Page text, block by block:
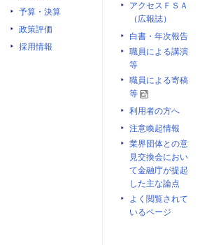
予算・決算
政策評価
採用情報
アクセスＦＳＡ
（広報誌）
白書・年次報告
職員による講演
等
職員による寄稿
等
利用者の方へ
注意喚起情報
業界団体との意
見交換会におい
て金融庁が提起
した主な論点
よく閲覧されて
いるページ